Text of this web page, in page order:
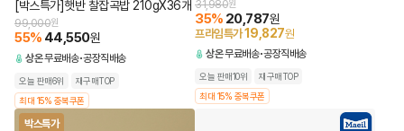
[박스특가]햇반 찰잡곡밥 210gX36개
99,000원
55% 44,550원
상온무료배송 공장직배송
오늘 판매6위
재구매TOP
최대 15% 중복쿠폰
31,980원
35% 20,787원
프라임특가19,827원
상온무료배송 공장직배송
오늘 판매10위
재구매TOP
최대 15% 중복쿠폰
박스특가